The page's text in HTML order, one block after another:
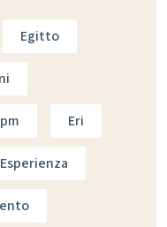
Egitto
Eri
Esperienza